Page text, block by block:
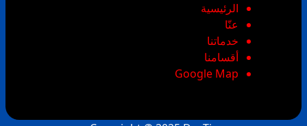
الرئيسية
عنّا
خدماتنا
أقسامنا
Google Map